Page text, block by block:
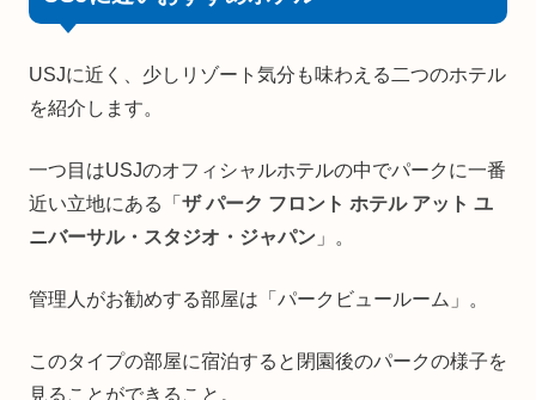
USJに近く、少しリゾート気分も味わえる二つのホテル
を紹介します。
一つ目はUSJのオフィシャルホテルの中でパークに一番
近い立地にある「 ザ パーク フロント ホテル アット ユ
ニバーサル・スタジオ・ジャパン 」。
管理人がお勧めする部屋は「パークビュールーム」。
このタイプの部屋に宿泊すると閉園後のパークの様子を
見ることができること。